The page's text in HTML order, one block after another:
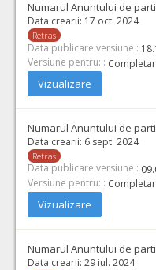
Numarul Anuntului de
Data crearii: 17 oct. 2024
Retras
Data publicare versiune :
Versiune pentru: :
Vizualizare
Numarul Anuntului de
Data crearii: 6 sept. 2024
Retras
Data publicare versiune :
Versiune pentru: :
Vizualizare
Numarul Anuntului de
Data crearii: 29 iul. 2024